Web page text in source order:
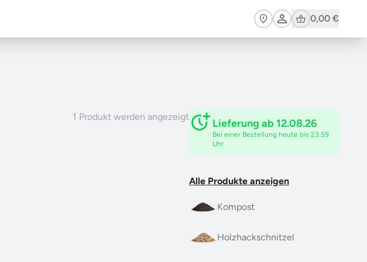
Cart0,00 €
1 Produkt werden angezeigt
Lieferung ab 12.08.26
Bei einer Bestellung heute bis 23:59
Uhr
Alle Produkte anzeigen
Kompost
Holzhackschnitzel